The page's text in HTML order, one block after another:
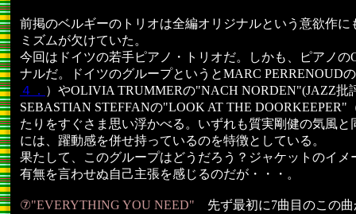
前掲のベルギーのトリオは全編オリジナルという意欲作
ミズムが欠けていた。
今回はドイツの若手ピアノ・トリオだ。しかも、ピアノ
ナルだ。ドイツのグループというとMARC
４． ）やOLIVIA TRUMMERの"NACH NORDEN"(JAZZ
SEBASTIAN STEFFANの"LOOK AT THE
たりをすぐさま思い浮かべる。いずれも質実剛健の気風
には、躍動感を併せ持っているのを特徴としている。
果たして、このグループはどうだろう？ジャケットのイ
有無を言わせぬ自己主張を感じるのだが・・・。
⑦"EVERYTHING YOU NEED" 先ず最初に7曲目のこの